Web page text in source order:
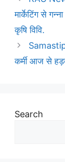
मार्केटिंग से
कृषि विवि.
कर्मी आज से
Search